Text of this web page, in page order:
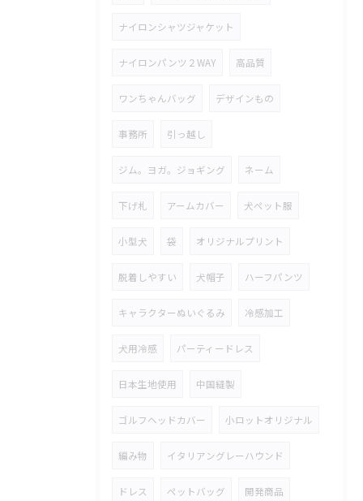
ナイロンシャツジャケット
ナイロンパンツ２WAY 高品質
ワンちゃんバッグ デザインもの
事務所 引っ越し
ジム。ヨガ。ジョギング ネーム
下げ札 アームカバー 犬ペット服
小型犬 袋 オリジナルプリント
脱着しやすい 犬帽子 ハーフパンツ
キャラクターぬいぐるみ 冷感加工
犬用冷感 パーティードレス
日本生地使用 中国縫製
ゴルフヘッドカバー 小ロットオリジナル
編み物 イタリアングレーハウンド
ドレス ペットバッグ 開発商品